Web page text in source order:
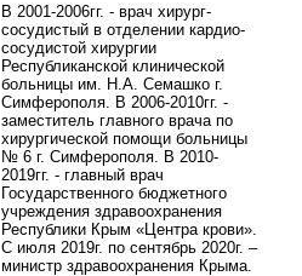
В 2001-2006гг. - врач хирург-
сосудистый в отделении кардио-
сосудистой хирургии
Республиканской клинической
больницы им. Н.А. Семашко г.
Симферополя. В 2006-2010гг. -
заместитель главного врача по
хирургической помощи больницы
№ 6 г. Симферополя. В 2010-
2019гг. - главный врач
Государственного бюджетного
учреждения здравоохранения
Республики Крым «Центра крови».
С июля 2019г. по сентябрь 2020г. –
министр здравоохранения Крыма.